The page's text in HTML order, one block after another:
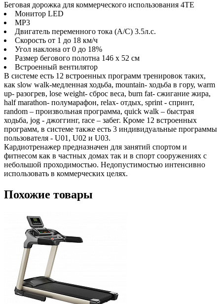
Беговая дорожка для коммерческого использования 4TE
Монитор LED
MP3
Двигатель переменного тока (А/С) 3.5л.с.
Скорость от 1 до 18 км/ч
Угол наклона от 0 до 18%
Размер бегового полотна 146 х 52 см
Встроенный вентилятор
В системе есть 12 встроенных программ тренировок таких,
как slow walk-медленная ходьба, mountain- ходьба в гору, warm
up- разогрев, lose weight- сброс веса, burn fat- сжигание жира,
half marathon- полумарафон, relax- отдых, sprint - спринт,
random – произвольная программа, quick walk – быстрая
ходьба, jog - джоггинг, race – забег. Кроме 12 встроенных
программ, в системе также есть 3 индивидуальные программы
пользователя - U01, U02 и U03.
Кардиотренажер предназначен для занятий спортом и
фитнесом как в частных домах так и в спорт сооружениях с
небольшой проходимостью. Недопустимостью интенсивно
использовать в коммерческих целях.
Похожие товары